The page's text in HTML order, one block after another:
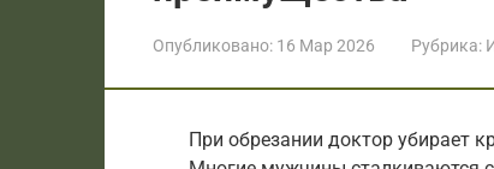
Опубликовано: 16 Мар 2026 Рубрика:
При обрезании доктор убирает